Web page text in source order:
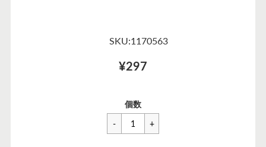
SKU:1170563
¥297
セ
ー
ル
一
般
価
¥297
個数